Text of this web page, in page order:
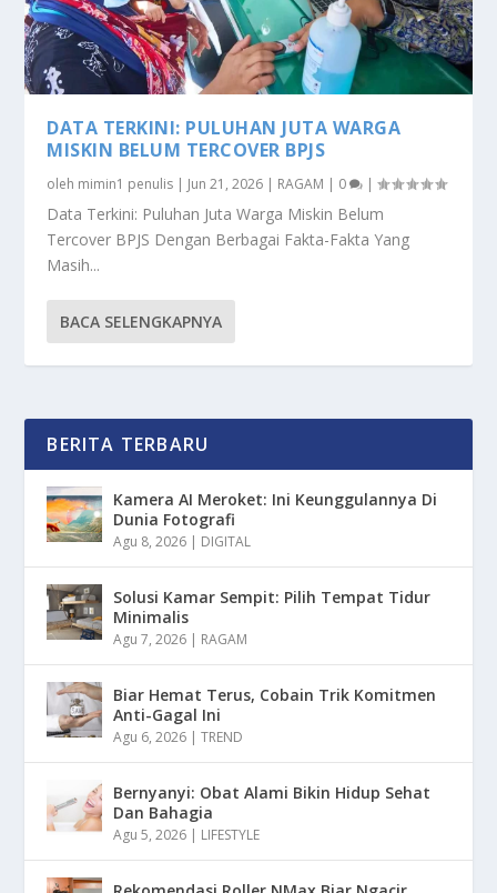
DATA TERKINI: PULUHAN JUTA WARGA
MISKIN BELUM TERCOVER BPJS
oleh mimin1 penulis | Jun 21, 2026 | RAGAM | 0 |
Data Terkini: Puluhan Juta Warga Miskin Belum
Tercover BPJS Dengan Berbagai Fakta-Fakta Yang
Masih...
BACA SELENGKAPNYA
BERITA TERBARU
Kamera AI Meroket: Ini Keunggulannya Di
Dunia Fotografi
Agu 8, 2026 | DIGITAL
Solusi Kamar Sempit: Pilih Tempat Tidur
Minimalis
Agu 7, 2026 | RAGAM
Biar Hemat Terus, Cobain Trik Komitmen
Anti-Gagal Ini
Agu 6, 2026 |TREND
Bernyanyi: Obat Alami Bikin Hidup Sehat
Dan Bahagia
Agu 5, 2026 | LIFESTYLE